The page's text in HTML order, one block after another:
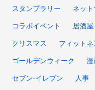
スタンプラリー ネット
コラボイベント 居酒屋
クリスマス フィットネ
ゴールデンウィーク 漫
セブン‐イレブン 人事